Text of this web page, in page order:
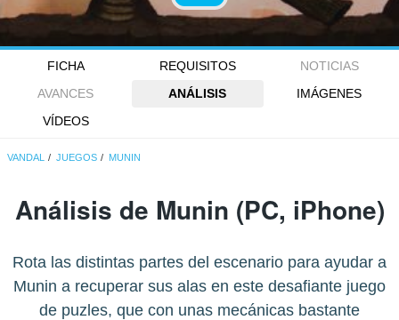
FICHA REQUISITOS
NOTICIAS
AVANCES
ANÁLISIS
IMÁGENES
VÍDEOS
VANDAL JUEGOS MUNIN
Análisis de Munin (PC, iPhone)
Rota las distintas partes del escenario para ayudar a
Munin a recuperar sus alas en este desafiante juego
de puzles, que con unas mecánicas bastante